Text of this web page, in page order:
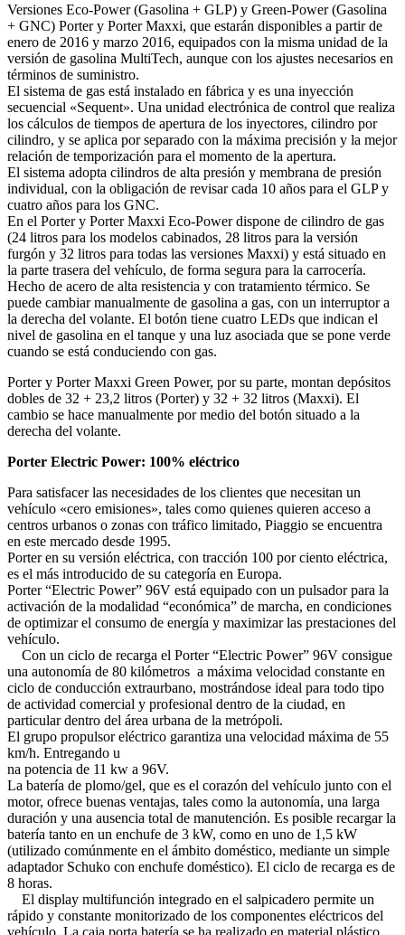
Versiones Eco-Power (Gasolina + GLP) y Green-Power (Gasolina
+ GNC) Porter y Porter Maxxi, que estarán disponibles a partir de
enero de 2016 y marzo 2016, equipados con la misma unidad de la
versión de gasolina MultiTech, aunque con los ajustes necesarios en
términos de suministro.
El sistema de gas está instalado en fábrica y es una inyección
secuencial «Sequent». Una unidad electrónica de control que realiza
los cálculos de tiempos de apertura de los inyectores, cilindro por
cilindro, y se aplica por separado con la máxima precisión y la mejor
relación de temporización para el momento de la apertura.
El sistema adopta cilindros de alta presión y membrana de presión
individual, con la obligación de revisar cada 10 años para el GLP y
cuatro años para los GNC.
En el Porter y Porter Maxxi Eco-Power dispone de cilindro de gas
(24 litros para los modelos cabinados, 28 litros para la versión
furgón y 32 litros para todas las versiones Maxxi) y está situado en
la parte trasera del vehículo, de forma segura para la carrocería.
Hecho de acero de alta resistencia y con tratamiento térmico. Se
puede cambiar manualmente de gasolina a gas, con un interruptor a
la derecha del volante. El botón tiene cuatro LEDs que indican el
nivel de gasolina en el tanque y una luz asociada que se pone verde
cuando se está conduciendo con gas.
Porter y Porter Maxxi Green Power, por su parte, montan depósitos
dobles de 32 + 23,2 litros (Porter) y 32 + 32 litros (Maxxi). El
cambio se hace manualmente por medio del botón situado a la
derecha del volante.
Porter Electric Power: 100% eléctrico
Para satisfacer las necesidades de los clientes que necesitan un
vehículo «cero emisiones», tales como quienes quieren acceso a
centros urbanos o zonas con tráfico limitado, Piaggio se encuentra
en este mercado desde 1995.
Porter en su versión eléctrica, con tracción 100 por ciento eléctrica,
es el más introducido de su categoría en Europa.
Porter “Electric Power” 96V está equipado con un pulsador para la
activación de la modalidad “económica” de marcha, en condiciones
de optimizar el consumo de energía y maximizar las prestaciones del
vehículo.
Con un ciclo de recarga el Porter “Electric Power” 96V consigue
una autonomía de 80 kilómetros a máxima velocidad constante en
ciclo de conducción extraurbano, mostrándose ideal para todo tipo
de actividad comercial y profesional dentro de la ciudad, en
particular dentro del área urbana de la metrópoli.
El grupo propulsor eléctrico garantiza una velocidad máxima de 55
km/h. Entregando u
na potencia de 11 kw a 96V.
La batería de plomo/gel, que es el corazón del vehículo junto con el
motor, ofrece buenas ventajas, tales como la autonomía, una larga
duración y una ausencia total de manutención. Es posible recargar la
batería tanto en un enchufe de 3 kW, como en uno de 1,5 kW
(utilizado comúnmente en el ámbito doméstico, mediante un simple
adaptador Schuko con enchufe doméstico). El ciclo de recarga es de
8 horas.
El display multifunción integrado en el salpicadero permite un
rápido y constante monitorizado de los componentes eléctricos del
vehículo. La caja porta batería se ha realizado en material plástico